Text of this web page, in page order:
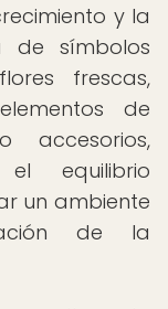
y la
de símbolos
frescas,
de
accesorios,
equilibrio
un ambiente
de la